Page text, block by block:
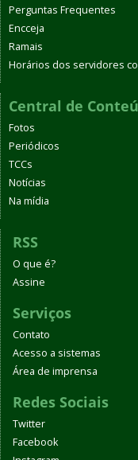
Perguntas Frequentes
Encceja
Ramais
Horários dos servidores
Central de
Fotos
Periódicos
TCCs
Notícias
Na mídia
RSS
O que é?
Assine
Serviços
Contato
Acesso a sistemas
Área de imprensa
Redes Sociais
Twitter
Facebook